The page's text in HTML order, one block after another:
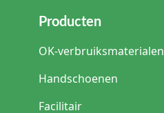
Producten
OK-verbruiksmaterialen
Handschoenen
Facilitair